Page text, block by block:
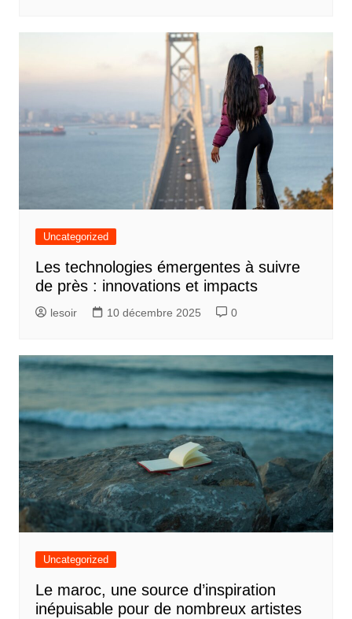
Uncategorized
Les technologies émergentes à suivre
de près : innovations et impacts
lesoir 10 décembre 2025 0
Uncategorized
Le maroc, une source d’inspiration
inépuisable pour de nombreux artistes